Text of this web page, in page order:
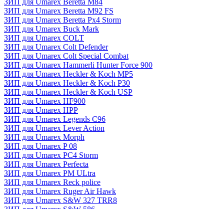
ЗИП для Umarex Beretta M84
ЗИП для Umarex Beretta M92 FS
ЗИП для Umarex Beretta Px4 Storm
ЗИП для Umarex Buck Mark
ЗИП для Umarex COLT
ЗИП для Umarex Colt Defender
ЗИП для Umarex Colt Special Combat
ЗИП для Umarex Hammerli Hunter Force 900
ЗИП для Umarex Heckler & Koch MP5
ЗИП для Umarex Heckler & Koch P30
ЗИП для Umarex Heckler & Koch USP
ЗИП для Umarex HF900
ЗИП для Umarex HPP
ЗИП для Umarex Legends C96
ЗИП для Umarex Lever Action
ЗИП для Umarex Morph
ЗИП для Umarex P 08
ЗИП для Umarex PC4 Storm
ЗИП для Umarex Perfecta
ЗИП для Umarex PM ULtra
ЗИП для Umarex Reck police
ЗИП для Umarex Ruger Air Hawk
ЗИП для Umarex S&W 327 TRR8